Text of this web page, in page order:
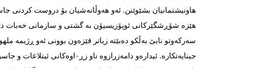
هاونیشتمانیان بشێوێنن. ئەو هەوڵانەشیان بۆ دروست کردنی
هێزە شۆڕشگێرکانی ئوپۆزیسیۆن بە گشتی و سازمانی خەبات دا
سەرکەوتو نابێ‌ بەڵکو دەبێتە زیاتر قێزەون بوونی ئەو ڕژیمە
جینایەتکارە. ئیدارەو دامەزرازوە ناو